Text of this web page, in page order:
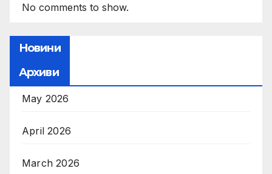
No comments to show.
Новини
Архиви
May 2026
April 2026
March 2026